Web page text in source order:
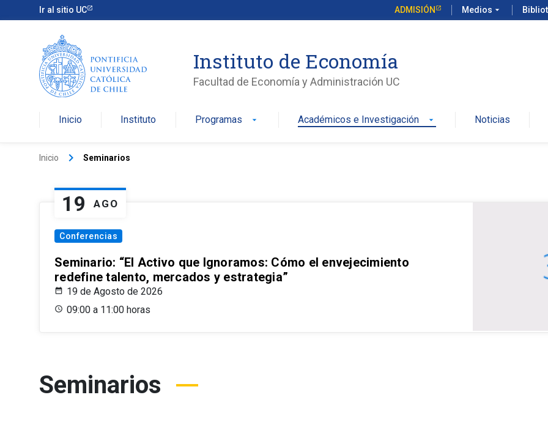
Ir al sitio UC ADMISIÓN Medios arrow_drop_down
Instituto de Economía
Facultad de Economía y Administración UC
Inicio Instituto Programas arrow_drop_down Académicos e Investigación arrow_drop_down Noticias
Inicio keyboard_arrow_right Seminarios
19 AGO
Conferencias
Seminario: “El Activo que Ignoramos: Cómo el envejecimiento
redefine talento, mercados y estrategia”
19 de Agosto de 2026
09:00 a 11:00 horas
Seminarios